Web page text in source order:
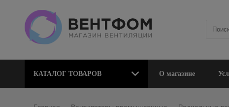
КАТАЛОГ ТОВАРОВ О магазине